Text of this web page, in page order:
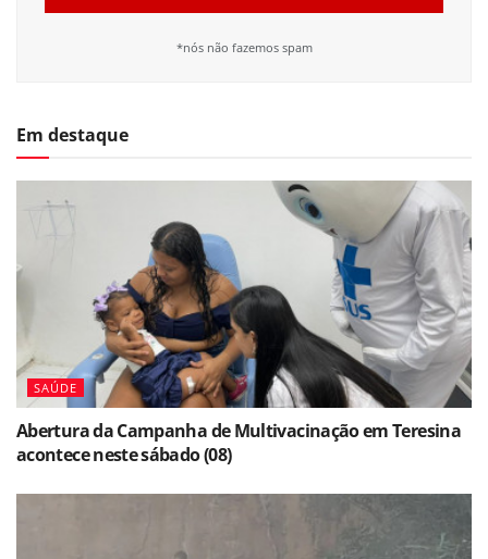
*nós não fazemos spam
Em destaque
SAÚDE
Abertura da Campanha de Multivacinação em Teresina
acontece neste sábado (08)